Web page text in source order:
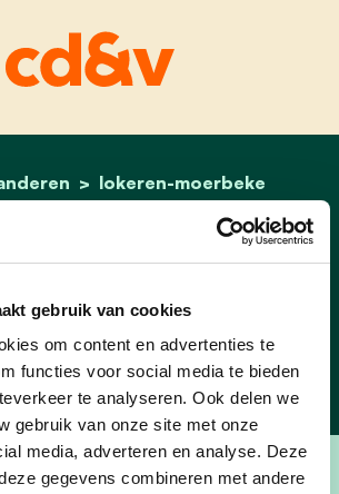
gebruik van cookies
om content en advertenties te
functies voor social media te bieden
te analyseren. Ook delen we
gebruik van onze site met onze
media, adverteren en analyse. Deze
gegevens combineren met andere
home
lokeren-moerbeke
onze mensen
lut van de vijver
De Vijver
Moerbeke